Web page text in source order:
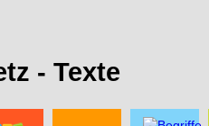
- Texte